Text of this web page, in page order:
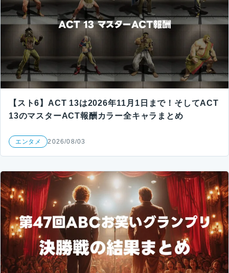
【スト6】ACT 13は2026年11月1日まで！そしてACT
13のマスターACT報酬カラー全キャラまとめ
エンタメ 2026/08/03